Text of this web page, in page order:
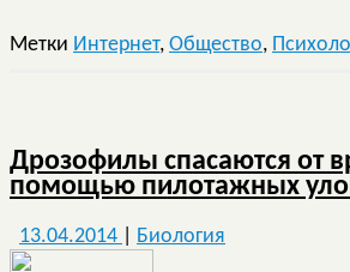
Метки Интернет, Общество,
Дрозофилы спасаются от
помощью пилотажных
13.04.2014 Биология